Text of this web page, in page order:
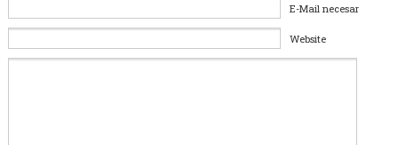
E-Mail necesar
Website